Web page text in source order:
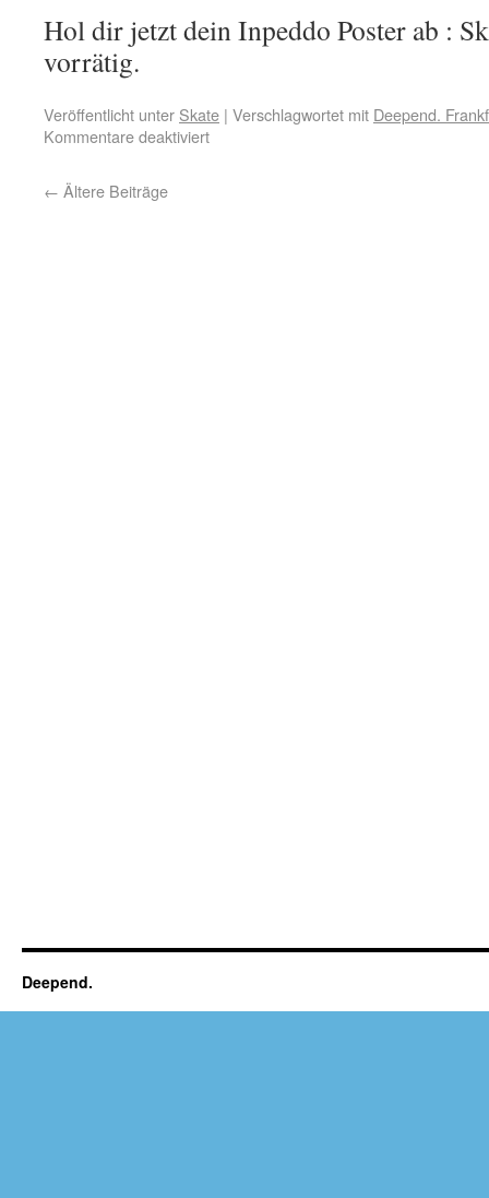
Hol dir jetzt dein Inpeddo Poster ab :
vorrätig.
Veröffentlicht unter Skate | Verschlagwortet mit Deepend.
Kommentare deaktiviert
← Ältere Beiträge
Deepend.